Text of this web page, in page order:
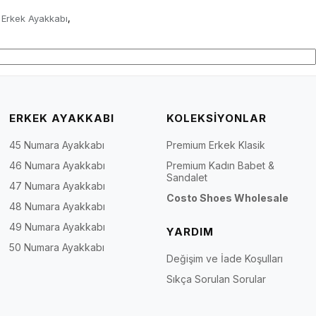
Ayakkabı,
ERKEK AYAKKABI
45 Numara Ayakkabı
46 Numara Ayakkabı
47 Numara Ayakkabı
48 Numara Ayakkabı
49 Numara Ayakkabı
50 Numara Ayakkabı
KOLEKSİYONLAR
Premium Erkek Klasik
Premium Kadın Babet &
Sandalet
Costo Shoes Wholesale
YARDIM
Değişim ve İade Koşulları
Sıkça Sorulan Sorular